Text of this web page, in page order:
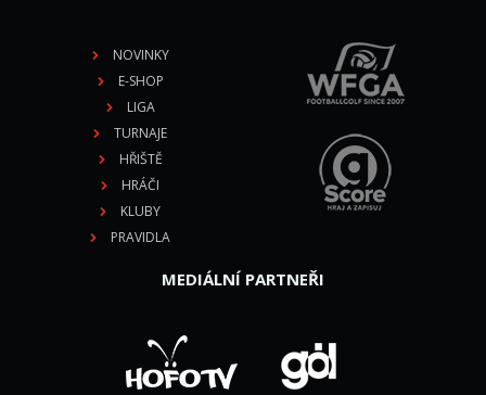
NOVINKY
E-SHOP
LIGA
TURNAJE
HŘIŠTĚ
HRÁČI
KLUBY
PRAVIDLA
MEDIÁLNÍ PARTNEŘI